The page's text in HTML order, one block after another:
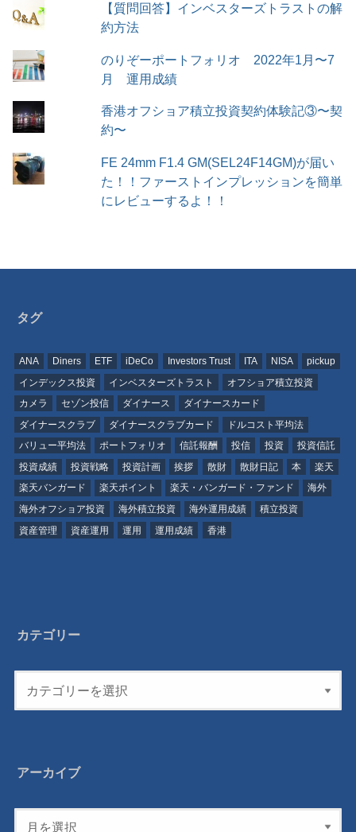
【質問回答】インベスターズトラストの解
約方法
のりぞーポートフォリオ 2022年1月〜7
月 運用成績
香港オフショア積立投資契約体験記③〜契
約〜
FE 24mm F1.4 GM(SEL24F14GM)が届い
た！！ファーストインプレッションを簡単
にレビューするよ！！
タグ
ANA Diners ETF iDeCo Investors Trust ITA NISA
pickup
インデックス投資
インベスターズトラスト
オフショア積立投資
カメラ
セゾン投信 ダイナース
ダイナースカード
ダイナースクラブ
ダイナースクラブカード
ドルコスト平均法
バリュー平均法
ポートフォリオ 信託報酬 投信 投資
投資信託
投資成績
投資戦略 投資計画 挨拶 散財 散財日記 本
楽天
楽天バンガード
楽天ポイント 楽天・バンガード・ファンド
海外
海外オフショア投資
海外積立投資 海外運用成績
積立投資
資産管理
資産運用 運用 運用成績 香港
カテゴリー
アーカイブ